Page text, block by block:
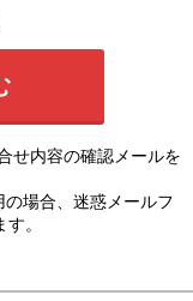
せ内容の確認メールを
場合、迷惑メールフ
。